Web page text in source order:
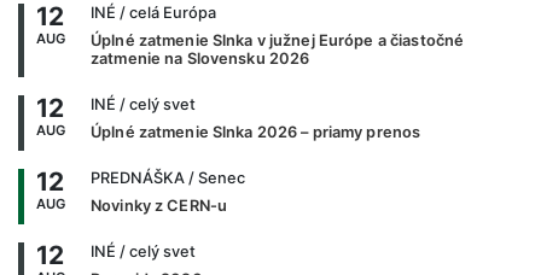
12
AUG
INÉ / celá Európa
Úplné zatmenie Slnka v južnej Európe a čiastočné
zatmenie na Slovensku 2026
12
AUG
INÉ / celý svet
Úplné zatmenie Slnka 2026 – priamy prenos
12
AUG
PREDNÁŠKA / Senec
Novinky z CERN-u
12 INÉ / celý svet